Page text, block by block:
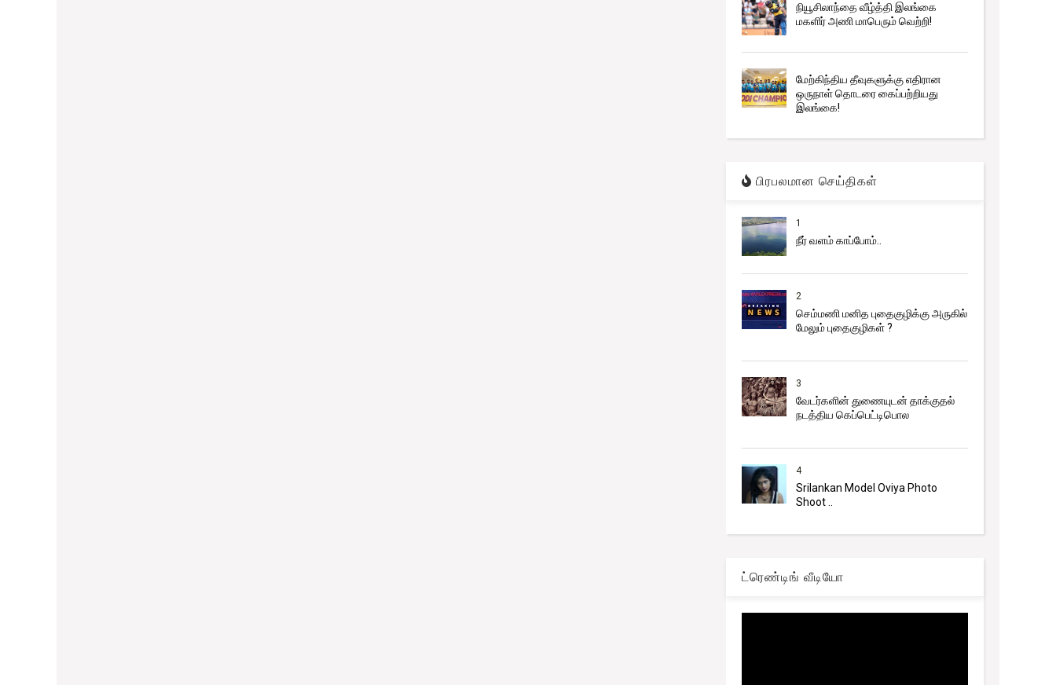
நியூசிலாந்தை வீழ்த்தி இலங்கை
மகளிர் அணி மாபெரும் வெற்றி!
மேற்கிந்திய தீவுகளுக்கு எதிரான
ஒருநாள் தொடரை கைப்பற்றியது
இலங்கை!
பிரபலமான செய்திகள்
1
நீர் வளம் காப்போம்..
2
செம்மணி மனித புதைகுழிக்கு அருகில்
மேலும் புதைகுழிகள் ?
3
வேடர்களின் துணையுடன் தாக்குதல்
நடத்திய கெப்பெட்டிபொல
4
Srilankan Model Oviya Photo
Shoot ..
ட்ரெண்டிங் வீடியோ